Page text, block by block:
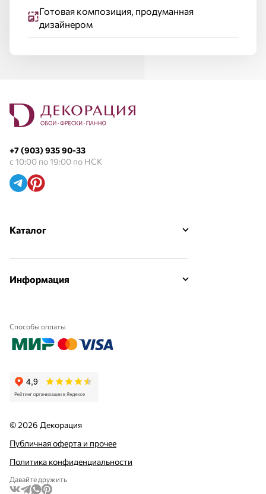
Готовая композиция, продуманная
дизайнером
+7 (903) 935 90-33
с 10:00 по 19:00 по НСК
Каталог
Информация
Способы оплаты
© 2026 Декорация
Публичная оферта и прочее
Политика конфиденциальности
Давайте дружить